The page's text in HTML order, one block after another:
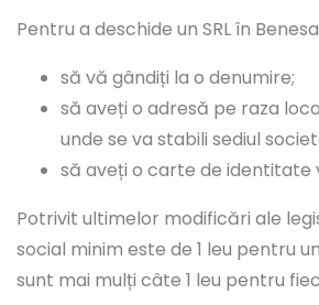
Pentru a deschide un SRL în
să vă gândiți la o denumire;
să aveți o adresă pe raza
unde se va stabili sediul
să aveți o carte de identitate
Potrivit ultimelor modificări ale
social minim este de 1 leu pentru
sunt mai mulți câte 1 leu pentru